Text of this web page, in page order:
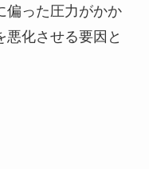
偏った圧力がかか
悪化させる要因と